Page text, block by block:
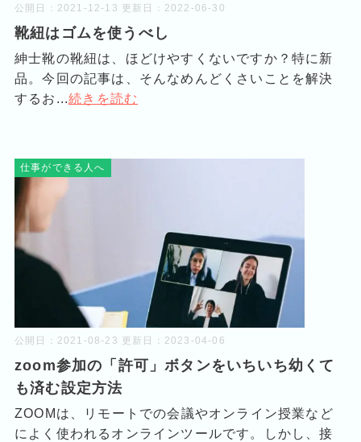
公開日： 2021-12-13 更新日： 2022-06-30
靴紐はゴムを使うべし
紳士靴の靴紐は、ほどけやすくないですか？特に新
品。今回の記事は、そんなめんどくさいことを解決
するお...続きを読む
仕事ができる人へ
公開日： 2021-08-23 更新日： 2023-04-06
zoom参加の「許可」ボタンをいちいち幼くて
も済む設定方法
ZOOMは、リモートでの会議やオンライン授業など
によく使われるオンラインツールです。しかし、接